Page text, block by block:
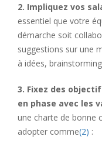
2. Impliquez vos
essentiel que votre
démarche soit
suggestions sur une
à idées,
3. Fixez des
en phase avec les
une charte de bonne
adopter comme(2) :